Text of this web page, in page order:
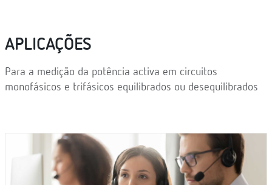
APLICAÇÕES
Para a medição da potência activa em circuitos
monofásicos e trifásicos equilibrados ou desequilibrados